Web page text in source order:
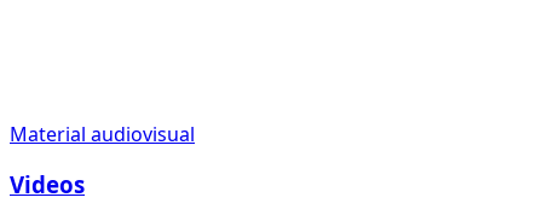
Material audiovisual
Videos